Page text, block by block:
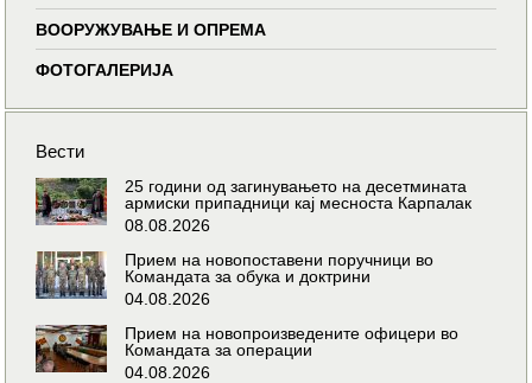
ВООРУЖУВАЊЕ И ОПРЕМА
ФОТОГАЛЕРИЈА
Вести
25 години од загинувањето на десетмината
армиски припадници кај месноста Карпалак
08.08.2026
Прием на новопоставени поручници во
Командата за обука и доктрини
04.08.2026
Прием на новопроизведените офицери во
Командата за операции
04.08.2026